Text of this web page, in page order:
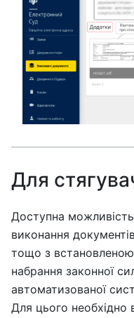
Для
Доступна
виконання
тощо з
набрання законної
автоматизованої
Для цього необхідно